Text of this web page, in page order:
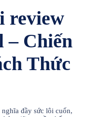
review
– Chiến
Thức
đầy sức lôi cuốn,